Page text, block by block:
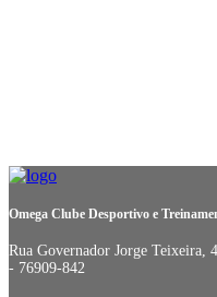
Omega Clube Desportivo e
Rua Governador Jorge
- 76909-842